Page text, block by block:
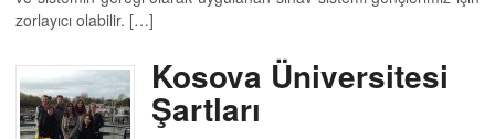
zorlayıcı olabilir. […]
Kosova Üniversitesi
Şartları